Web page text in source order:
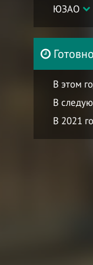
ЮЗАО
В этом
В
В 2021